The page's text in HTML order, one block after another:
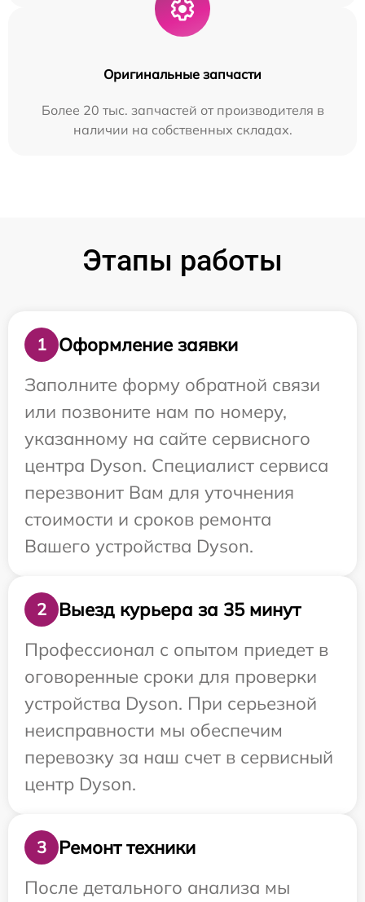
Оригинальные запчасти
Более 20 тыс. запчастей от производителя в
наличии на собственных складах.
Этапы работы
1
Оформление заявки
Заполните форму обратной связи
или позвоните нам по номеру,
указанному на сайте сервисного
центра Dyson. Специалист сервиса
перезвонит Вам для уточнения
стоимости и сроков ремонта
Вашего устройства Dyson.
2
Выезд курьера за 35 минут
Профессионал с опытом приедет в
оговоренные сроки для проверки
устройства Dyson. При серьезной
неисправности мы обеспечим
перевозку за наш счет в сервисный
центр Dyson.
3
Ремонт техники
После детального анализа мы